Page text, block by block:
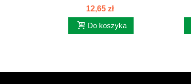
WAŁ KORBOWY...
12,65 zł
Do koszyka